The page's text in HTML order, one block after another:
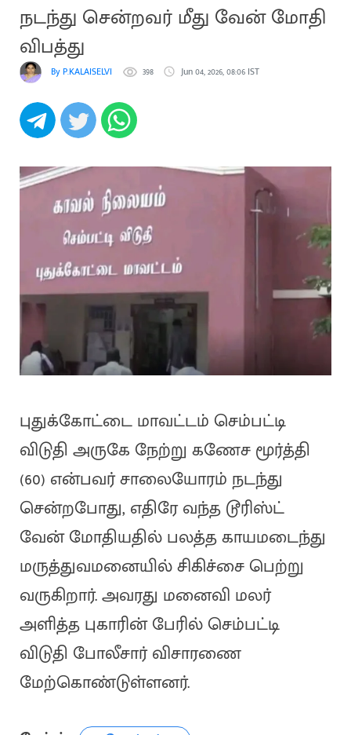
நடந்து சென்றவர் மீது வேன் மோதி
விபத்து
By P.KALAISELVI 398 Jun 04, 2026, 08:06 IST
புதுக்கோட்டை மாவட்டம் செம்பட்டி
விடுதி அருகே நேற்று கணேச மூர்த்தி
(60) என்பவர் சாலையோரம் நடந்து
சென்றபோது, எதிரே வந்த டூரிஸ்ட்
வேன் மோதியதில் பலத்த காயமடைந்து
மருத்துவமனையில் சிகிச்சை பெற்று
வருகிறார். அவரது மனைவி மலர்
அளித்த புகாரின் பேரில் செம்பட்டி
விடுதி போலீசார் விசாரணை
மேற்கொண்டுள்ளனர்.